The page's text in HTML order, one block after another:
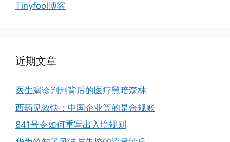
Tinyfool博客
近期文章
医生漏诊判刑背后的医疗黑暗森林
西药见效快：中国企业算的是合规账
841号令如何重写出入境规则